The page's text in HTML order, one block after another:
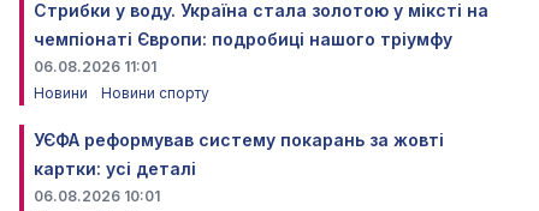
Стрибки у воду. Україна стала золотою у міксті на
чемпіонаті Європи: подробиці нашого тріумфу
06.08.2026 11:01
Новини
Новини спорту
УЄФА реформував систему покарань за жовті
картки: усі деталі
06.08.2026 10:01